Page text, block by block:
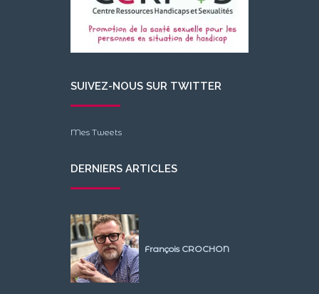
SUIVEZ-NOUS SUR TWITTER
Mes Tweets
DERNIERS ARTICLES
François CROCHON